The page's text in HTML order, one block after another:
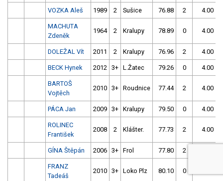
VOZKA Aleš 1989 2 Sušice 76.88 2 4.00
MACHUTA
Zdeněk
1964 2 Kralupy 78.89 0 4.00
DOLEŽAL Vít 2011 2 Kralupy 76.96 2 4.00
BECK Hynek 2012 3+ L.Žatec 79.26 0 4.00
BARTOŠ
Vojtěch
2010 3+ Roudnice 77.44 2 4.00
PÁCA Jan 2009 3+ Kralupy 79.50 0 4.00
ROLINEC
František
2008 2 Klášter. 77.73 2 4.00
GÍNA Štěpán 2006 3+ Frol 77.80 2
FRANZ
Tadeáš
2010 3+ Loko Plz 80.10 0